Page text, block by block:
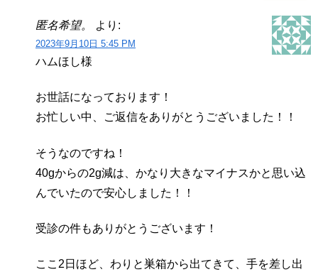
匿名希望。 より:
2023年9月10日 5:45 PM
ハムほし様
お世話になっております！
お忙しい中、ご返信をありがとうございました！！
そうなのですね！
40gからの2g減は、かなり大きなマイナスかと思い込
んでいたので安心しました！！
受診の件もありがとうございます！
ここ2日ほど、わりと巣箱から出てきて、手を差し出